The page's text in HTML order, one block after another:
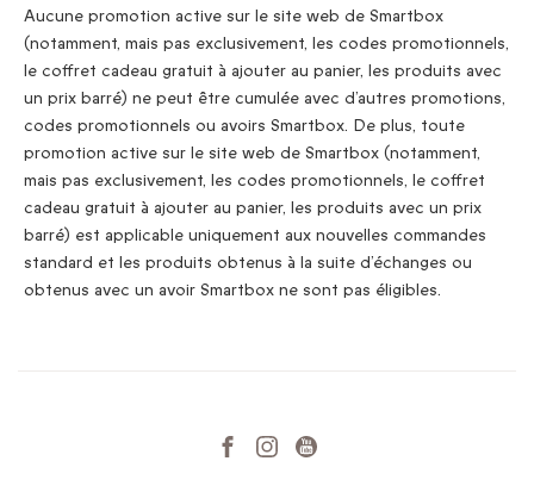
Aucune promotion active sur le site web de Smartbox
(notamment, mais pas exclusivement, les codes promotionnels,
le coffret cadeau gratuit à ajouter au panier, les produits avec
un prix barré) ne peut être cumulée avec d’autres promotions,
codes promotionnels ou avoirs Smartbox. De plus, toute
promotion active sur le site web de Smartbox (notamment,
mais pas exclusivement, les codes promotionnels, le coffret
cadeau gratuit à ajouter au panier, les produits avec un prix
barré) est applicable uniquement aux nouvelles commandes
standard et les produits obtenus à la suite d’échanges ou
obtenus avec un avoir Smartbox ne sont pas éligibles.